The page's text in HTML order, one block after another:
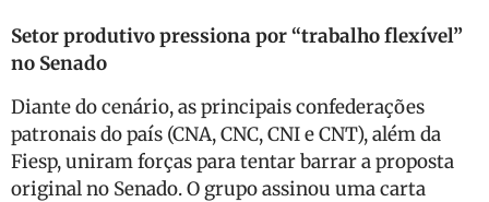
Setor produtivo pressiona por “trabalho flexível”
no Senado
Diante do cenário, as principais confederações
patronais do país (CNA, CNC, CNI e CNT), além da
Fiesp, uniram forças para tentar barrar a proposta
original no Senado. O grupo assinou uma carta